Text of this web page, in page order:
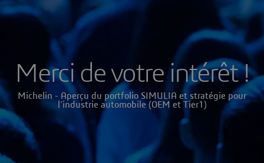
Merci de votre intérêt !
Michelin - Aperçu du portfolio SIMULIA et stratégie pour
l’industrie automobile (OEM et Tier1)